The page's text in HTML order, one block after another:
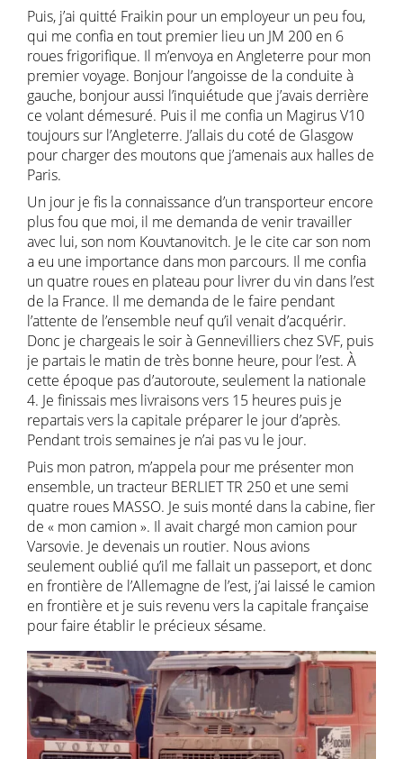
Puis, j’ai quitté Fraikin pour un employeur un peu fou,
qui me confia en tout premier lieu un JM 200 en 6
roues frigorifique. Il m’envoya en Angleterre pour mon
premier voyage. Bonjour l’angoisse de la conduite à
gauche, bonjour aussi l’inquiétude que j’avais derrière
ce volant démesuré. Puis il me confia un Magirus V10
toujours sur l’Angleterre. J’allais du coté de Glasgow
pour charger des moutons que j’amenais aux halles de
Paris.
Un jour je fis la connaissance d’un transporteur encore
plus fou que moi, il me demanda de venir travailler
avec lui, son nom Kouvtanovitch. Je le cite car son nom
a eu une importance dans mon parcours. Il me confia
un quatre roues en plateau pour livrer du vin dans l’est
de la France. Il me demanda de le faire pendant
l’attente de l’ensemble neuf qu’il venait d’acquérir.
Donc je chargeais le soir à Gennevilliers chez SVF, puis
je partais le matin de très bonne heure, pour l’est. À
cette époque pas d’autoroute, seulement la nationale
4. Je finissais mes livraisons vers 15 heures puis je
repartais vers la capitale préparer le jour d’après.
Pendant trois semaines je n’ai pas vu le jour.
Puis mon patron, m’appela pour me présenter mon
ensemble, un tracteur BERLIET TR 250 et une semi
quatre roues MASSO. Je suis monté dans la cabine, fier
de « mon camion ». Il avait chargé mon camion pour
Varsovie. Je devenais un routier. Nous avions
seulement oublié qu’il me fallait un passeport, et donc
en frontière de l’Allemagne de l’est, j’ai laissé le camion
en frontière et je suis revenu vers la capitale française
pour faire établir le précieux sésame.